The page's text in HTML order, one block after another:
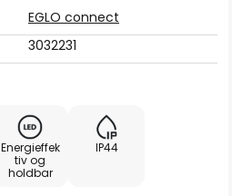
EGLO connect
3032231
Energieffek
tiv og
holdbar
IP44